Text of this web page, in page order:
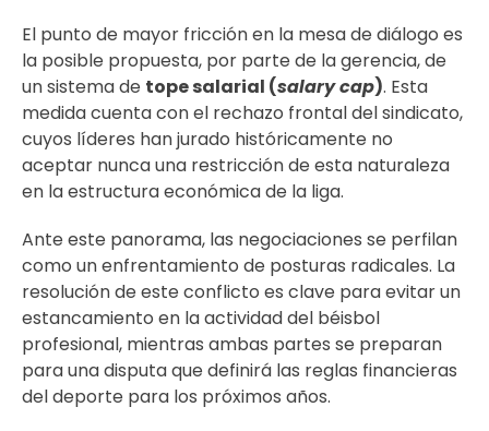
El punto de mayor fricción en la mesa de diálogo es
la posible propuesta, por parte de la gerencia, de
un sistema de tope salarial (salary cap). Esta
medida cuenta con el rechazo frontal del sindicato,
cuyos líderes han jurado históricamente no
aceptar nunca una restricción de esta naturaleza
en la estructura económica de la liga.
Ante este panorama, las negociaciones se perfilan
como un enfrentamiento de posturas radicales. La
resolución de este conflicto es clave para evitar un
estancamiento en la actividad del béisbol
profesional, mientras ambas partes se preparan
para una disputa que definirá las reglas financieras
del deporte para los próximos años.